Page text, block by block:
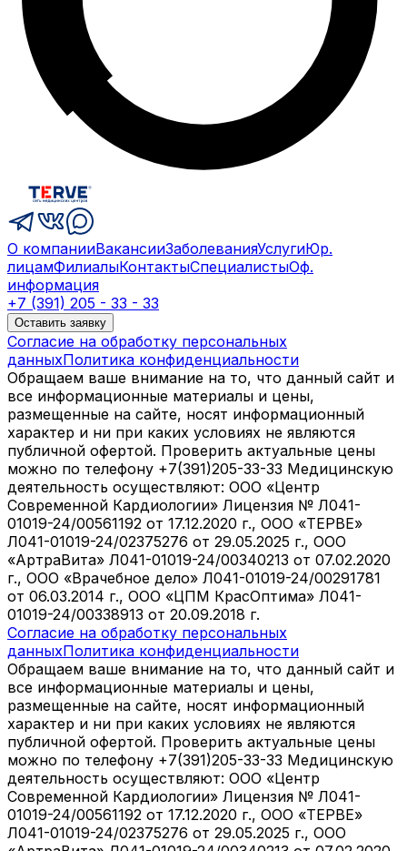
О компанииВакансииЗаболеванияУслугиЮр.
лицамФилиалыКонтактыСпециалистыОф.
информация
+7 (391) 205 - 33 - 33
Оставить заявку
Согласие на обработку персональных
данныхПолитика конфиденциальности
Обращаем ваше внимание на то, что данный сайт и
все информационные материалы и цены,
размещенные на сайте, носят информационный
характер и ни при каких условиях не являются
публичной офертой. Проверить актуальные цены
можно по телефону +7(391)205-33-33 Медицинскую
деятельность осуществляют: ООО «Центр
Современной Кардиологии» Лицензия № Л041-
01019-24/00561192 от 17.12.2020 г., ООО «ТЕРВЕ»
Л041-01019-24/02375276 от 29.05.2025 г., ООО
«АртраВита» Л041-01019-24/00340213 от 07.02.2020
г., ООО «Врачебное дело» Л041-01019-24/00291781
от 06.03.2014 г., ООО «ЦПМ КрасОптима» Л041-
01019-24/00338913 от 20.09.2018 г.
Согласие на обработку персональных
данныхПолитика конфиденциальности
Обращаем ваше внимание на то, что данный сайт и
все информационные материалы и цены,
размещенные на сайте, носят информационный
характер и ни при каких условиях не являются
публичной офертой. Проверить актуальные цены
можно по телефону +7(391)205-33-33 Медицинскую
деятельность осуществляют: ООО «Центр
Современной Кардиологии» Лицензия № Л041-
01019-24/00561192 от 17.12.2020 г., ООО «ТЕРВЕ»
Л041-01019-24/02375276 от 29.05.2025 г., ООО